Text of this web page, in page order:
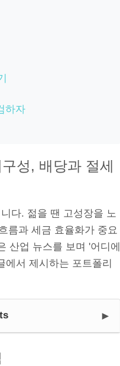
하자
성, 배당과 절세
다. 젊을 땐 고성장을 노
름과 세금 효율화가 중요
산업 뉴스를 보며 '어디에
에서 제시하는 포트폴리
►